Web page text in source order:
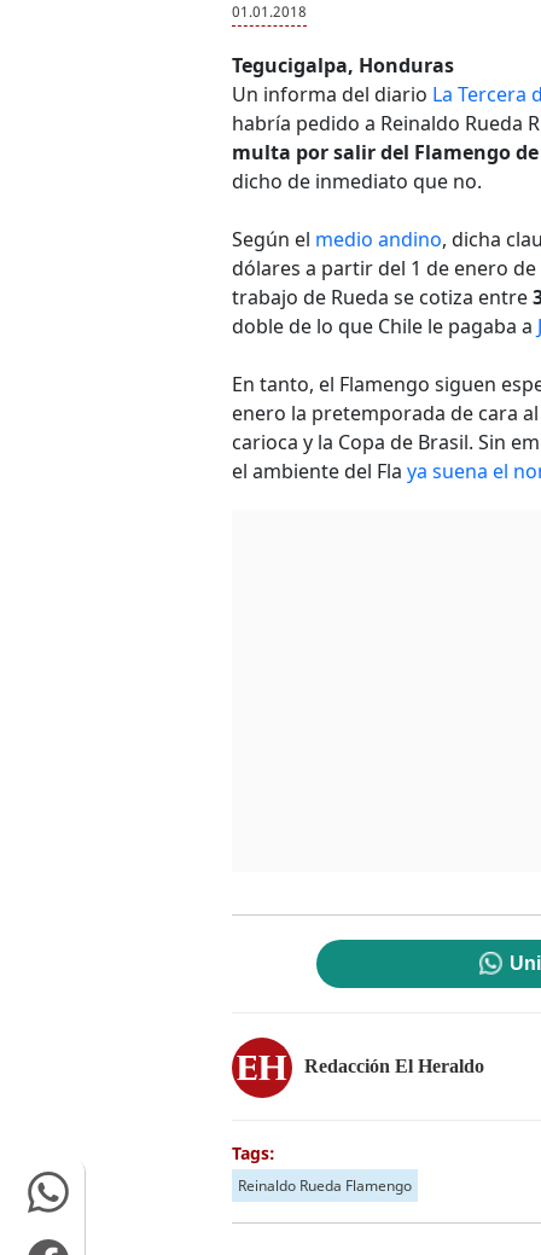
01.01.2018
Tegucigalpa, Honduras
Un informa del diario La Tercera
habría pedido a Reinaldo Rueda
multa por salir del Flamengo
dicho de inmediato que no.
Según el medio andino, dicha
dólares a partir del 1 de enero
trabajo de Rueda se cotiza entre
doble de lo que Chile le pagaba a
En tanto, el Flamengo siguen
enero la pretemporada de cara
carioca y la Copa de Brasil. Sin
el ambiente del Fla ya suena el
Redacción El Heraldo
Tags:
Reinaldo Rueda Flamengo